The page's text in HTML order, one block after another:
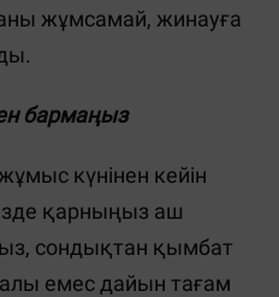
жұмсамай, жинауға
бармаңыз
күнінен кейін
қарныңыз аш
сондықтан қымбат
емес дайын тағам